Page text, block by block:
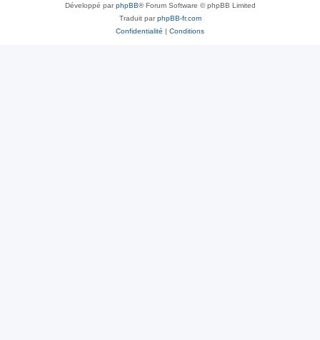
Développé parphpBB® Forum Software © phpBB Limited
Traduit parphpBB-fr.com
Confidentialité | Conditions